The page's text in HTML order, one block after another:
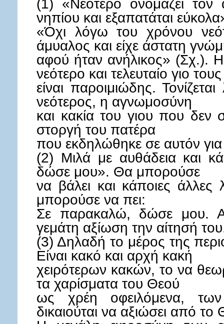
(1) «Νεότερο ονομάζει τον
νηπίου και εξαπατάται
«Όχι λόγω του χρόνου
άμυαλος και είχε άστατη
αφού ήταν ανήλικος» (Σχ.).
νεότερο και τελευταίο γιο τους
είναι παροιμιώδης.
νεότερος, η αγνωμοσύνη
και κακία του γιου που δεν
στοργή του πατέρα
που εκδηλώθηκε σε αυτόν
(2) Μιλά με αυθάδεια και
δώσε μου». Θα μπορούσε
να βάλει και κάποιες
μπορούσε να πει:
Σε παρακαλώ, δώσε μου.
γεμάτη αξίωση την αίτησή
(3) Δηλαδή το μέρος της
Είναι κακό και αρχή κακή
χειρότερων κακών, το να
τα χαρίσματα του Θεού
ως χρέη οφειλόμενα,
δικαιούται να αξιώσει από το